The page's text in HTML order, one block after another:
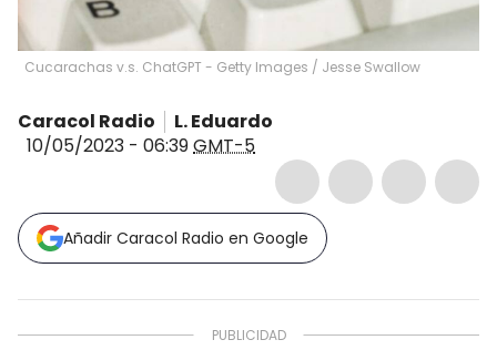
Cucarachas v.s. ChatGPT - Getty Images / Jesse Swallow
Caracol Radio
L. Eduardo
10/05/2023 - 06:39GMT-5
Añadir Caracol Radio en Google